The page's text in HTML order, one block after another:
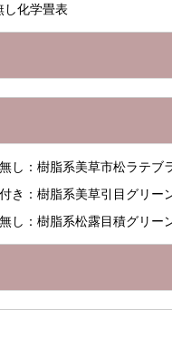
し化学畳表
し：樹脂系美草市松ラテブ
き：樹脂系美草引目グリー
し：樹脂系松露目積グリー